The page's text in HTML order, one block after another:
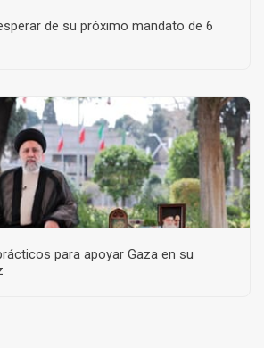
de su próximo mandato de 6
para apoyar Gaza en su